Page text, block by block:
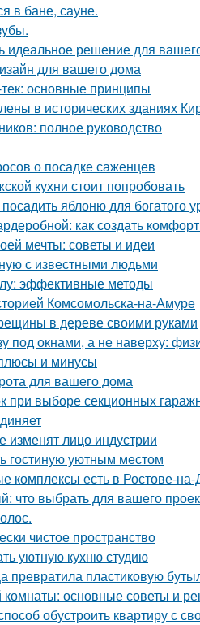
в бане, сауне.
решение для
для вашего дома
основные принципы
в исторических зданиях
полное руководство
о посадке саженцев
кухни стоит попробовать
яблоню для богатого
как создать
мечты: советы и идеи
с известными людьми
эффективные методы
Комсомольска-на-Амуре
в дереве своими руками
под окнами, а не наверху:
и минусы
для вашего дома
при выборе секционных
изменят лицо индустрии
гостиную уютным местом
комплексы есть в Ростове-
что выбрать для вашего
чистое пространство
уютную кухню студию
превратила пластиковую
основные советы и
обустроить квартиру с